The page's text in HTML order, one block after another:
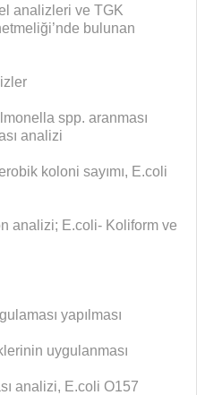
analizleri ve TGK
bulunan
spp. aranması
analizi
koloni sayımı, E.coli
analizi; E.coli- Koliform ve
yapılması
uygulanması
analizi, E.coli O157